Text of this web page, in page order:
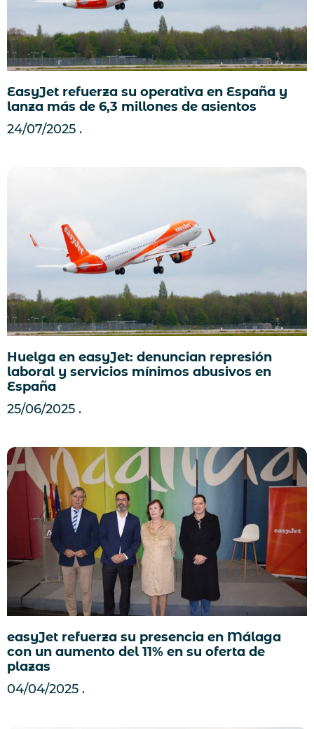
EasyJet refuerza su operativa en España y
lanza más de 6,3 millones de asientos
24/07/2025
Huelga en easyJet: denuncian represión
laboral y servicios mínimos abusivos en
España
25/06/2025
easyJet refuerza su presencia en Málaga
con un aumento del 11% en su oferta de
plazas
04/04/2025